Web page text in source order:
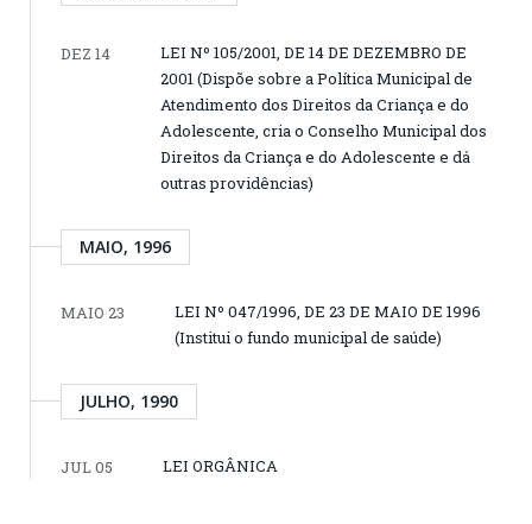
DEZ 14
LEI Nº 105/2001, DE 14 DE DEZEMBRO DE
2001 (Dispõe sobre a Política Municipal de
Atendimento dos Direitos da Criança e do
Adolescente, cria o Conselho Municipal dos
Direitos da Criança e do Adolescente e dá
outras providências)
MAIO, 1996
MAIO 23
LEI Nº 047/1996, DE 23 DE MAIO DE 1996
(Institui o fundo municipal de saúde)
JULHO, 1990
JUL 05 LEI ORGÂNICA